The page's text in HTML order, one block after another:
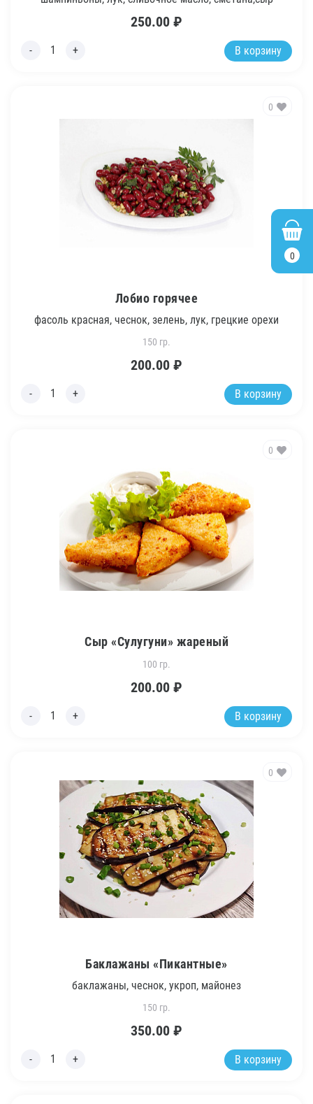
0
250.00 ₽
В корзину
0
Лобио горячее
фасоль красная, чеснок, зелень, лук, грецкие орехи
150 гр.
200.00 ₽
В корзину
0
Сыр «Сулугуни» жареный
100 гр.
200.00 ₽
В корзину
0
Баклажаны «Пикантные»
баклажаны, чеснок, укроп, майонез
150 гр.
350.00 ₽
В корзину